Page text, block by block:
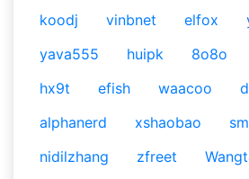
koodj
vinbnet elfox
yava555
huipk 8o8o
hx9t
efish waacoo
alphanerd
xshaobao
nidilzhang
zfreet